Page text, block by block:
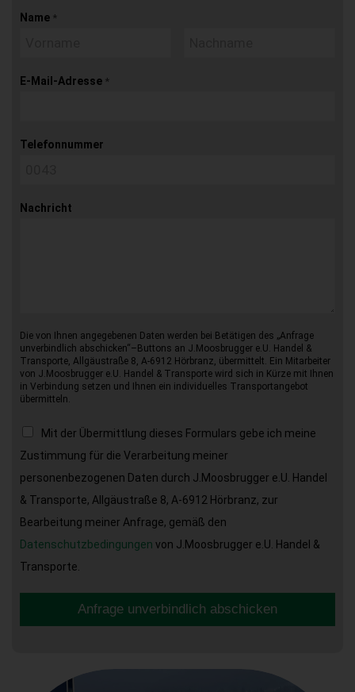
Name *
E-Mail-Adresse *
Telefonnummer
Nachricht
Die von Ihnen angegebenen Daten werden bei Betätigen des „Anfrage
unverbindlich abschicken“–Buttons an J.Moosbrugger e.U. Handel &
Transporte, Allgäustraße 8, A-6912 Hörbranz, übermittelt. Ein Mitarbeiter
von J.Moosbrugger e.U. Handel & Transporte wird sich in Kürze mit Ihnen
in Verbindung setzen und Ihnen ein individuelles Transportangebot
übermitteln.
Mit der Übermittlung dieses Formulars gebe ich meine
Zustimmung für die Verarbeitung meiner
personenbezogenen Daten durch J.Moosbrugger e.U. Handel
& Transporte, Allgäustraße 8, A-6912 Hörbranz, zur
Bearbeitung meiner Anfrage, gemäß den
Datenschutzbedingungen von J.Moosbrugger e.U. Handel &
Transporte.
Anfrage unverbindlich abschicken